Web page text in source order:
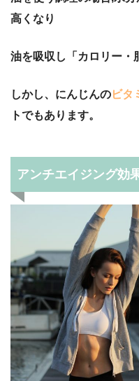
高くなり
油を吸収し「カロリー・
しかし、にんじんのビタ
トでもあります。
アンチエイジング効